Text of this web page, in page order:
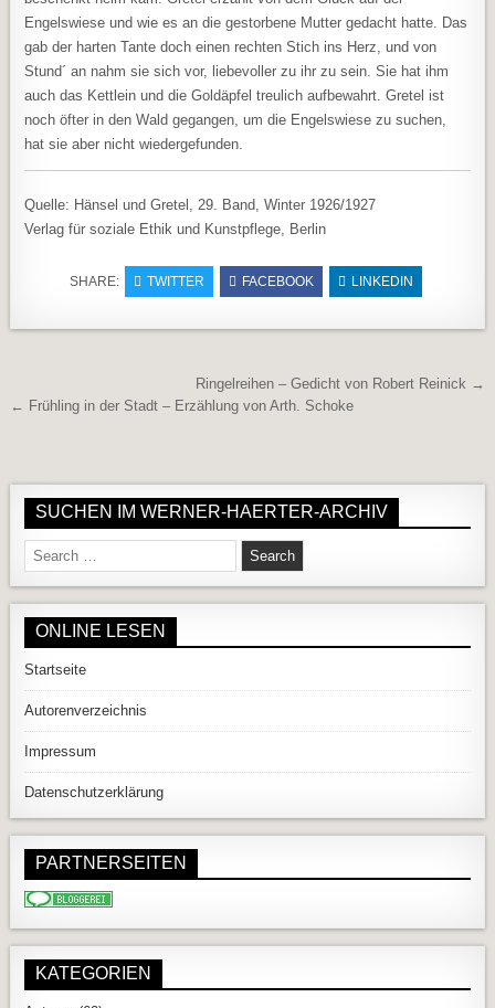
Engelswiese und wie es an die gestorbene Mutter gedacht hatte. Das
gab der harten Tante doch einen rechten Stich ins Herz, und von
Stund´ an nahm sie sich vor, liebevoller zu ihr zu sein. Sie hat ihm
auch das Kettlein und die Goldäpfel treulich aufbewahrt. Gretel ist
noch öfter in den Wald gegangen, um die Engelswiese zu suchen,
hat sie aber nicht wiedergefunden.
Quelle: Hänsel und Gretel, 29. Band, Winter 1926/1927
Verlag für soziale Ethik und Kunstpflege, Berlin
SHARE: TWITTER FACEBOOK LINKEDIN
BeitragsnavigationRingelreihen – Gedicht von Robert Reinick →
← Frühling in der Stadt – Erzählung von Arth. Schoke
SUCHEN IM WERNER-HAERTER-ARCHIV
Search for:
ONLINE LESEN
Startseite
Autorenverzeichnis
Impressum
Datenschutzerklärung
PARTNERSEITEN
KATEGORIEN